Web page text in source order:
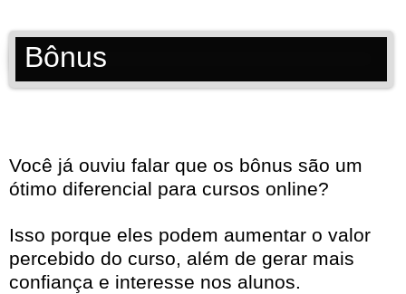
Bônus
Você já ouviu falar que os bônus são um
ótimo diferencial para cursos online?
Isso porque eles podem aumentar o valor
percebido do curso, além de gerar mais
confiança e interesse nos alunos.